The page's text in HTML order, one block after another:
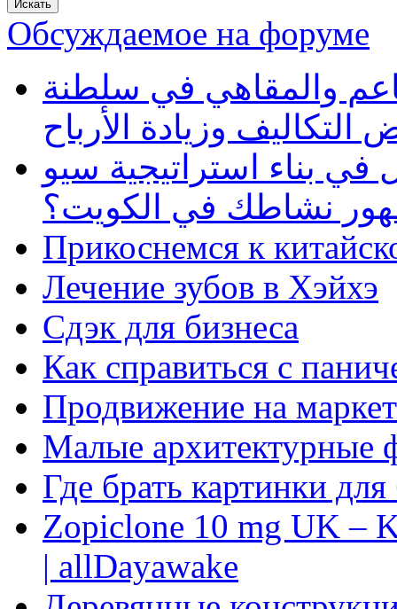
Обсуждаемое на форуме
والمقاهي في سلطنة
وزيادة الأرباح
بناء استراتيجية سيو
نشاطك في الكويت؟
Прикоснемся к
Лечение зубов в Хэйхэ
Сдэк для бизнеса
Как справиться с
Продвижение на
Малые архитектурные
Где брать картинки
Zopiclone 10 mg UK –
| allDayawake